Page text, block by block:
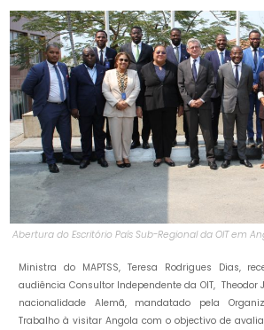
Abertura do Escritório País Sub-Regional da OIT em
Ministra do MAPTSS, Teresa Rodrigues Dias,
audiência Consultor Independente da OIT, Theodor
nacionalidade Alemã, mandatado pela
Trabalho à visitar Angola com o objectivo de